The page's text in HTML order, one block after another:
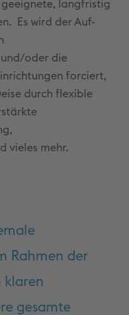
geeignete, langfristig
Es wird der Auf-
und/oder die
forciert,
durch flexible
vieles mehr.
Rahmen der
klaren
gesamte